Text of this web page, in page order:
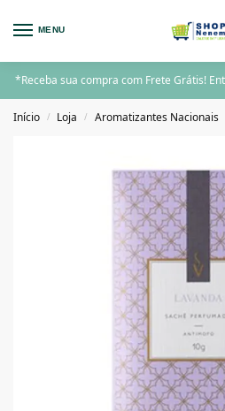
MENU
*Receba sua compra com Frete Grátis!
Início / Loja / Aromatizantes Nacionais